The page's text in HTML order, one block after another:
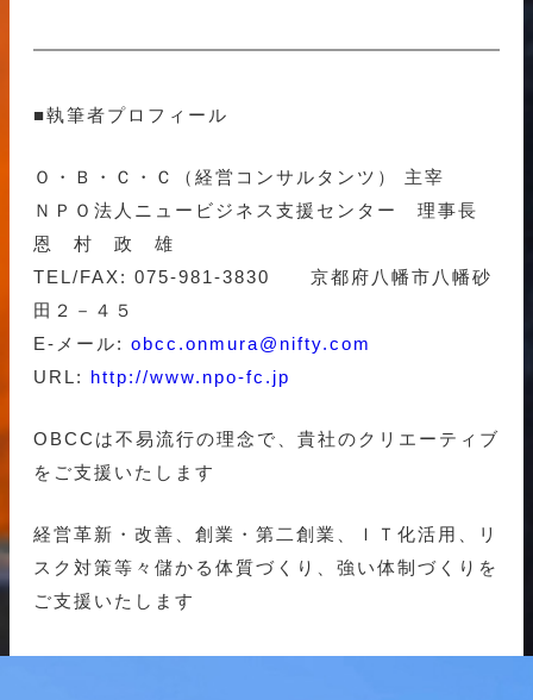
■執筆者プロフィール
Ｏ・Ｂ・Ｃ・Ｃ（経営コンサルタンツ） 主宰
ＮＰＯ法人ニュービジネス支援センター 理事長
恩 村 政 雄
TEL/FAX: 075-981-3830 京都府八幡市八幡砂
田２－４５
E-メール: obcc.onmura@nifty.com
URL: http://www.npo-fc.jp
OBCCは不易流行の理念で、貴社のクリエーティブ
をご支援いたします
経営革新・改善、創業・第二創業、ＩＴ化活用、リ
スク対策等々儲かる体質づくり、強い体制づくりを
ご支援いたします